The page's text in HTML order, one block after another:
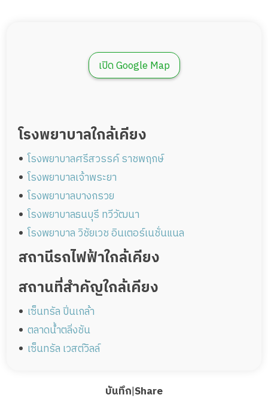
เปิด Google Map
โรงพยาบาลใกล้เคียง
โรงพยาบาลศรีสวรรค์ ราชพฤกษ์
โรงพยาบาลเจ้าพระยา
โรงพยาบาลบางกรวย
โรงพยาบาลธนบุรี ทวีวัฒนา
โรงพยาบาล วิชัยเวช อินเตอร์เนชั่นแนล
สถานีรถไฟฟ้าใกล้เคียง
สถานที่สำคัญใกล้เคียง
เซ็นทรัล ปิ่นเกล้า
ตลาดน้ำตลิ่งชัน
เซ็นทรัล เวสต์วิลล์
บันทึก|Share